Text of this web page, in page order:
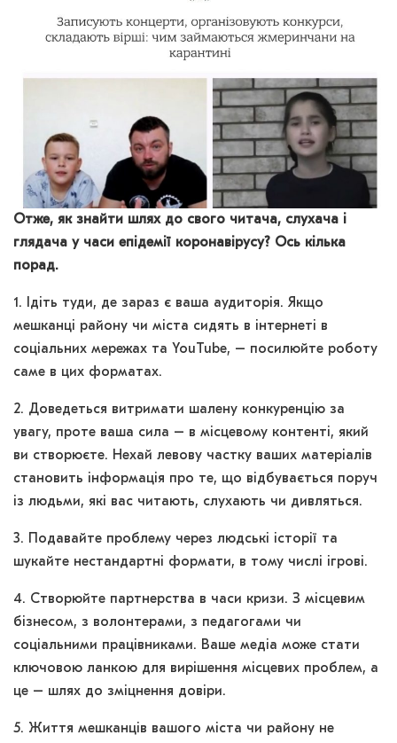
Отже, як знайти шлях до свого читача, слухача і
глядача у часи епідемії коронавірусу? Ось кілька
порад.
1. Ідіть туди, де зараз є ваша аудиторія. Якщо
мешканці району чи міста сидять в інтернеті в
соціальних мережах та YouTube, – посилюйте роботу
саме в цих форматах.
2. Доведеться витримати шалену конкуренцію за
увагу, проте ваша сила – в місцевому контенті, який
ви створюєте. Нехай левову частку ваших матеріалів
становить інформація про те, що відбувається поруч
із людьми, які вас читають, слухають чи дивляться.
3. Подавайте проблему через людські історії та
шукайте нестандартні формати, в тому числі ігрові.
4. Створюйте партнерства в часи кризи. З місцевим
бізнесом, з волонтерами, з педагогами чи
соціальними працівниками. Ваше медіа може стати
ключовою ланкою для вирішення місцевих проблем, а
це – шлях до зміцнення довіри.
5. Життя мешканців вашого міста чи району не